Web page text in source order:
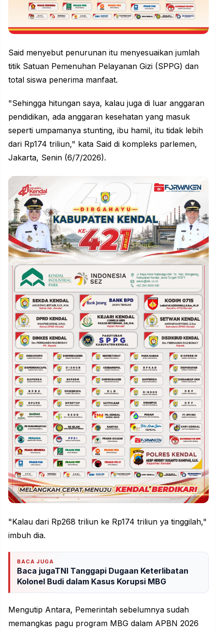
Said menyebut penurunan itu menyesuaikan jumlah
titik Satuan Pemenuhan Pelayanan Gizi (SPPG) dan
total siswa penerima manfaat.
"Sehingga hitungan saya, kalau juga di luar anggaran
pendidikan, ada anggaran kesehatan yang masuk
seperti umpamanya stunting, ibu hamil, itu tidak lebih
dari Rp174 triliun," kata Said di kompleks parlemen,
Jakarta, Senin (6/7/2026).
"Kalau dari Rp268 triliun ke Rp174 triliun ya tinggilah,"
imbuh dia.
BACA JUGA
Baca jugaTNI Tanggapi Dugaan Keterlibatan
Kolonel Budi dalam Kasus Korupsi MBG
Mengutip Antara, Pemerintah sebelumnya sudah
memangkas pagu program MBG dalam APBN 2026